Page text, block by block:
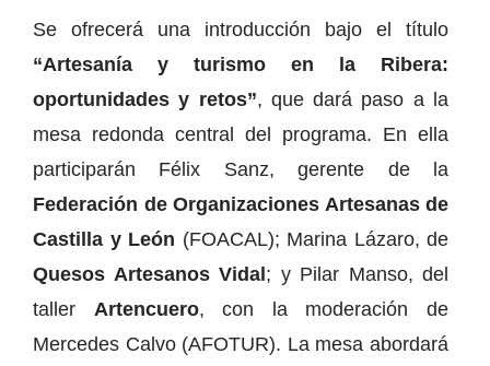
Se ofrecerá una introducción bajo el título
“Artesanía y turismo en la Ribera:
oportunidades y retos”, que dará paso a la
mesa redonda central del programa. En ella
participarán Félix Sanz, gerente de la
Federación de Organizaciones Artesanas de
Castilla y León (FOACAL); Marina Lázaro, de
Quesos Artesanos Vidal; y Pilar Manso, del
taller Artencuero, con la moderación de
Mercedes Calvo (AFOTUR). La mesa abordará